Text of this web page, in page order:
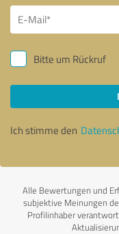
Bitte um Rückruf
Ich stimme den
Alle Bewertungen und
subjektive Meinungen
Profilinhaber